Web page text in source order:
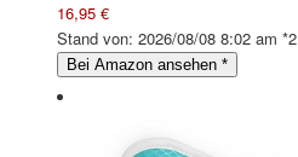
16,95 €
Stand von: 2026/08/08 8:02 am *2
Bei Amazon ansehen *